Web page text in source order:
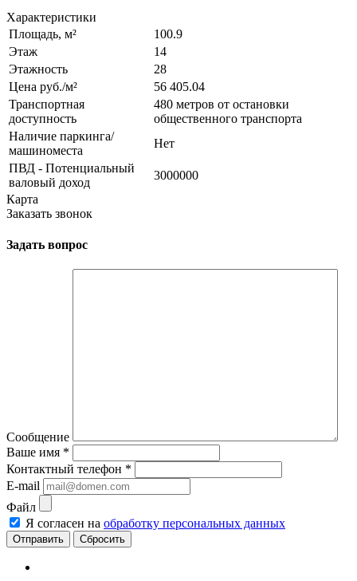
Характеристики
Площадь, м²
100.9
Этаж
14
Этажность
28
Цена руб./м²
56 405.04
Транспортная
доступность
480 метров от остановки
общественного транспорта
Наличие паркинга/
машиноместа
Нет
ПВД - Потенциальный
валовый доход
3000000
Карта
Заказать звонок
Задать вопрос
Сообщение
Ваше имя *
Контактный телефон *
E-mail
Файл
Я согласен на обработку персональных данных
Сбросить